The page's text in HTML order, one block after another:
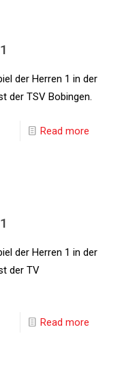
der Herren 1 in der
der TSV Bobingen.
Read more
der Herren 1 in der
der TV
Read more